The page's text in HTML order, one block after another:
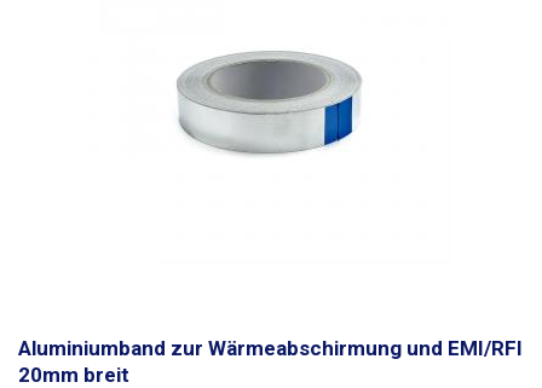
Aluminiumband zur Wärmeabschirmung und EMI/RFI
20mm breit